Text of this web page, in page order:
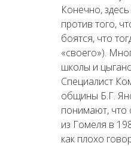
Конечно,
против того,
боятся, что
«своего»).
школы и
Специалист
общины Б.Г.
понимают, что
из Гомеля в
как плохо